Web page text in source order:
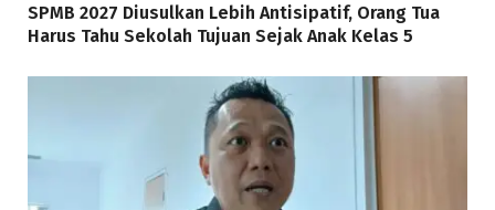
SPMB 2027 Diusulkan Lebih Antisipatif, Orang Tua
Harus Tahu Sekolah Tujuan Sejak Anak Kelas 5